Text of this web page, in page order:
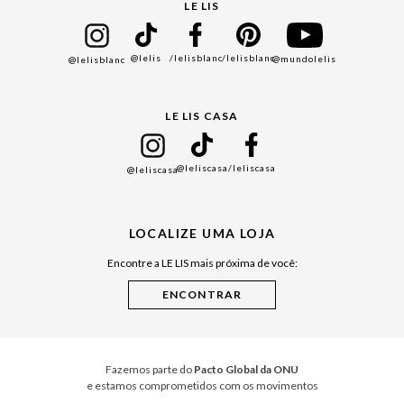
Black Friday
Cuidados Casa
LE LIS
@lelisblanc @lelis /lelisblanc/lelisblanc@mundolelis
LE LIS CASA
@leliscasa@leliscasa/leliscasa
LOCALIZE UMA LOJA
Encontre a LE LIS mais próxima de você:
Fazemos parte do Pacto Global da ONU
e estamos comprometidos com os movimentos